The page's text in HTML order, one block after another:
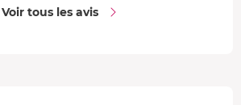
Voir tous les avis